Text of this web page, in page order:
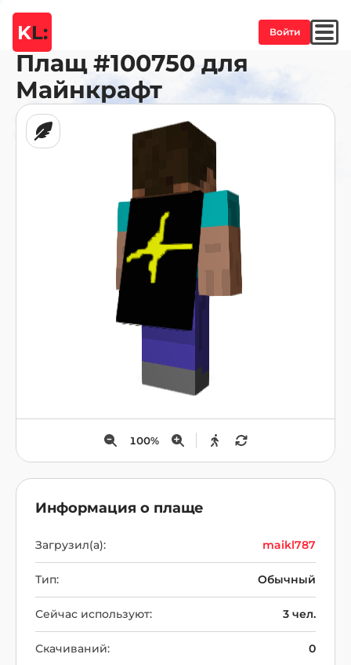
KL: Войти
Плащ #100750 для
Майнкрафт
100%
Информация о плаще
Загрузил(а): maikl787
Тип: Обычный
Сейчас используют: 3 чел.
Скачиваний: 0